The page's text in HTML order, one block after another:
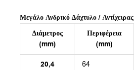
Μεγάλο Ανδρικό Δάχτυλο / Αντίχειρας
Διάμετρος
(mm)
Περιφέρεια
(mm)
20,4 64